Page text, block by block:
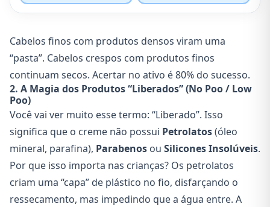
Cabelos finos com produtos densos viram uma
“pasta”. Cabelos crespos com produtos finos
continuam secos. Acertar no ativo é 80% do sucesso.
2. A Magia dos Produtos “Liberados” (No Poo / Low
Poo)
Você vai ver muito esse termo: “Liberado”. Isso
significa que o creme não possui Petrolatos(óleo
mineral, parafina), Parabenos ou Silicones Insolúveis.
Por que isso importa nas crianças? Os petrolatos
criam uma “capa” de plástico no fio, disfarçando o
ressecamento, mas impedindo que a água entre. A